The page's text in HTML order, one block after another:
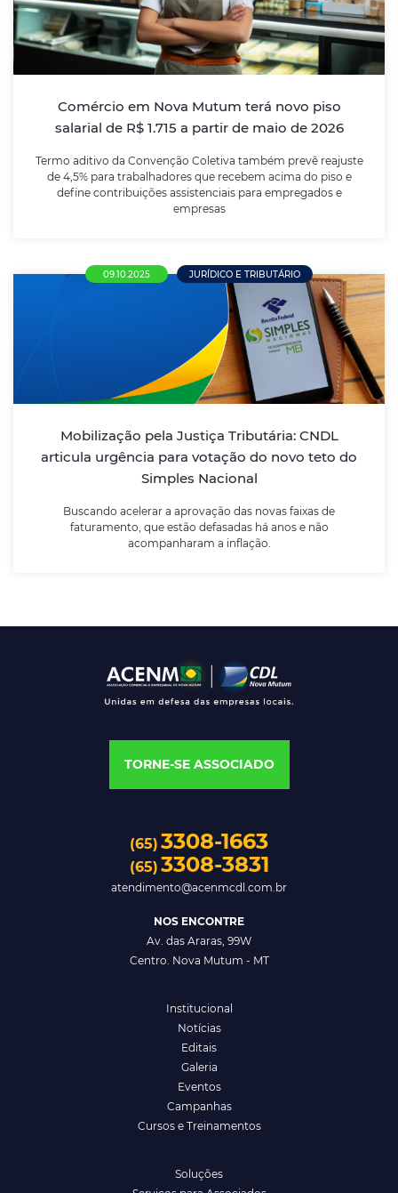
Comércio em Nova Mutum terá novo piso
salarial de R$ 1.715 a partir de maio de 2026
Termo aditivo da Convenção Coletiva também prevê reajuste
de 4,5% para trabalhadores que recebem acima do piso e
define contribuições assistenciais para empregados e
empresas
Termo aditivo da Convenção Coletiva também prevê
reajuste de 4,5% para trabalhadores que recebem
para empregados e empresas
LEIA MAIS
09.10.2025 JURÍDICO E TRIBUTÁRIO
Mobilização pela Justiça Tributária: CNDL
articula urgência para votação do novo teto do
Simples Nacional
Buscando acelerar a aprovação das novas faixas de
faturamento, que estão defasadas há anos e não
acompanharam a inflação.
Mobilização pela Justiça Tributária: CNDL
articula urgência para votação do novo
teto do Simples Nacional
Buscando acelerar a aprovação das novas faixas de
faturamento, que estão defasadas há anos e não
acompanharam a inflação.
LEIA MAIS
TORNE-SE ASSOCIADO
(65) 3308-1663
(65) 3308-3831
atendimento@acenmcdl.com.br
NOS ENCONTRE
Av. das Araras, 99W
Centro. Nova Mutum - MT
Institucional
Notícias
Editais
Galeria
Eventos
Campanhas
Cursos e Treinamentos
Soluções